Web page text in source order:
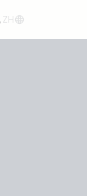
ZH